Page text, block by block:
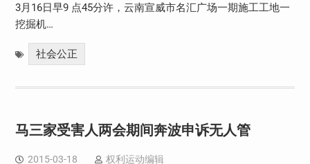
3月16日早9 点45分许，云南宣威市名汇广场一期施工工地一
挖掘机…
社会公正
马三家受害人两会期间奔波申诉无人管
2015-03-18 权利运动编辑